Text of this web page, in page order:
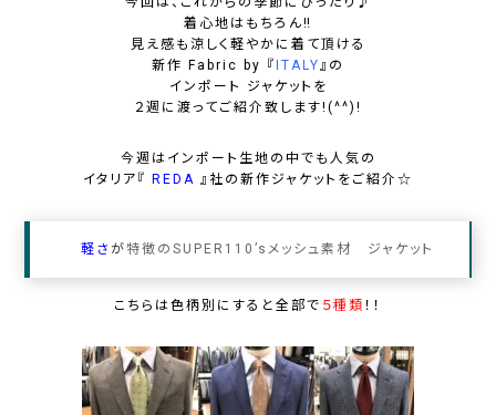
着心地はもちろん‼︎
見え感も涼しく軽やかに着て頂ける
新作
Fabric by 『 ITALY』の
インポート ジャケット を
２週に渡ってご紹介致します!(^^)!
今週はインポート生地の中でも人気の
イタリア 『 REDA 』 社の新作ジャケットをご紹介☆
軽さ が特徴の SUPER110’sメッシュ素材 ジャケット
こちらは色柄別にすると全部で ５種類 ！！